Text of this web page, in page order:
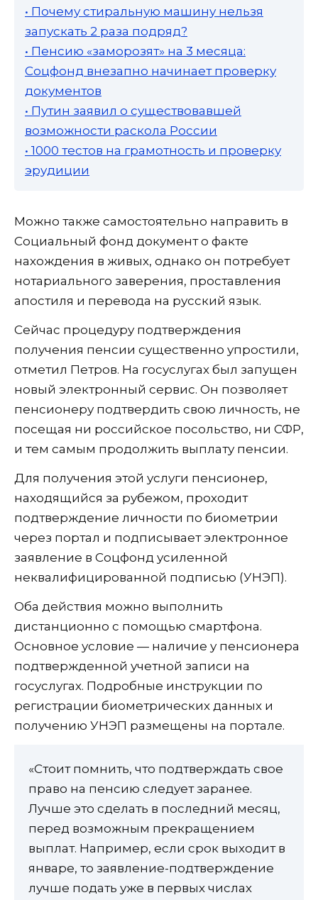
• Почему стиральную машину нельзя
запускать 2 раза подряд?
• Пенсию «заморозят» на 3 месяца:
Соцфонд внезапно начинает проверку
документов
• Путин заявил о существовавшей
возможности раскола России
• 1000 тестов на грамотность и проверку
эрудиции
Можно также самостоятельно направить в
Социальный фонд документ о факте
нахождения в живых, однако он потребует
нотариального заверения, проставления
апостиля и перевода на русский язык.
Сейчас процедуру подтверждения
получения пенсии существенно упростили,
отметил Петров. На госуслугах был запущен
новый электронный сервис. Он позволяет
пенсионеру подтвердить свою личность, не
посещая ни российское посольство, ни СФР,
и тем самым продолжить выплату пенсии.
Для получения этой услуги пенсионер,
находящийся за рубежом, проходит
подтверждение личности по биометрии
через портал и подписывает электронное
заявление в Соцфонд усиленной
неквалифицированной подписью (УНЭП).
Оба действия можно выполнить
дистанционно с помощью смартфона.
Основное условие — наличие у пенсионера
подтвержденной учетной записи на
госуслугах. Подробные инструкции по
регистрации биометрических данных и
получению УНЭП размещены на портале.
«Стоит помнить, что подтверждать свое
право на пенсию следует заранее.
Лучше это сделать в последний месяц,
перед возможным прекращением
выплат. Например, если срок выходит в
январе, то заявление-подтверждение
лучше подать уже в первых числах